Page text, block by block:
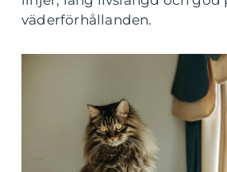
väderförhållanden.